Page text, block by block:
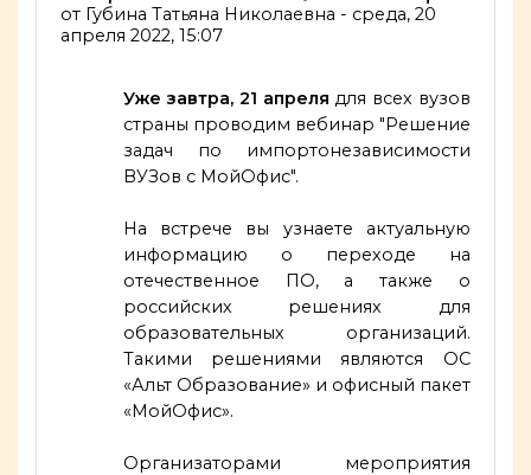
от Губина Татьяна Николаевна - среда, 20
апреля 2022, 15:07
Уже завтра, 21 апреля для всех вузов
страны проводим вебинар "Решение
задач по импортонезависимости
ВУЗов с МойОфис".
На встрече вы узнаете актуальную
информацию о переходе на
отечественное ПО, а также о
российских решениях для
образовательных организаций.
Такими решениями являются ОС
«Альт Образование» и офисный пакет
«МойОфис».
Организаторами мероприятия